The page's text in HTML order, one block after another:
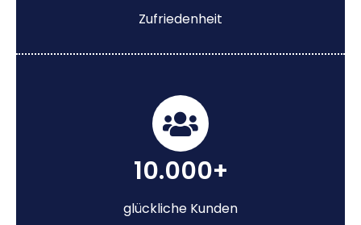
Zufriedenheit
10.000+
glückliche Kunden